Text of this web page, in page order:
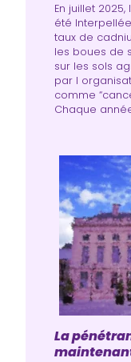
En juillet
été
taux de
les boues de
sur les sols
par l
comme
Chaque
La